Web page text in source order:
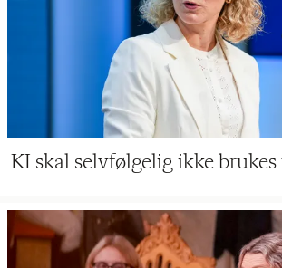
KI skal selvfølgelig ikke